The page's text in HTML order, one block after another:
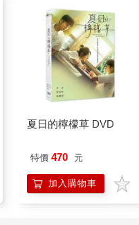
夏日的檸檬草 DVD
特價 470 元
加入購物車